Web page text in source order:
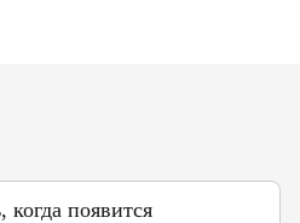
появится